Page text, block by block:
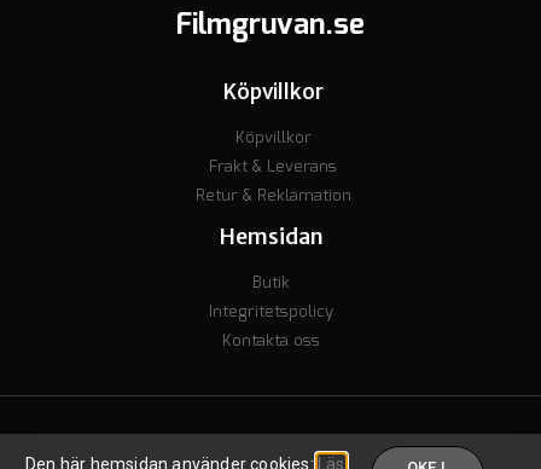
Filmgruvan.se
Köpvillkor
Köpvillkor
Frakt & Leverans
Retur & Reklamation
Hemsidan
Butik
Integritetspolicy
Kontakta oss
Den här hemsidan använder cookies:Läs